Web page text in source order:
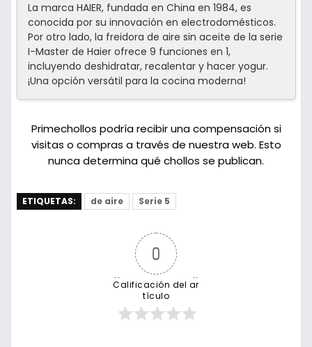
La marca HAIER, fundada en China en 1984, es
conocida por su innovación en electrodomésticos.
Por otro lado, la freidora de aire sin aceite de la serie
I-Master de Haier ofrece 9 funciones en 1,
incluyendo deshidratar, recalentar y hacer yogur.
¡Una opción versátil para la cocina moderna!
Primechollos podría recibir una compensación si
visitas o compras a través de nuestra web. Esto
nunca determina qué chollos se publican.
ETIQUETAS: de aire Serie 5
0
Calificación del ar
tículo